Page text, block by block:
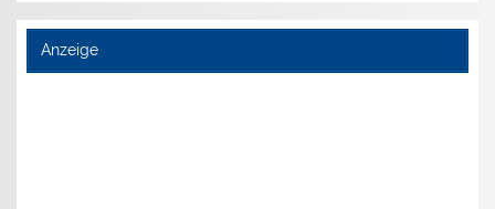
Anzeige